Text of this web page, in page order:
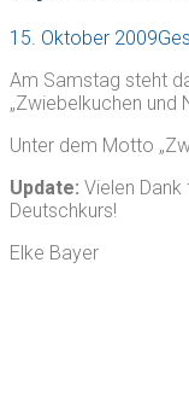
15. Oktober 2009
Am Samstag steht
„Zwiebelkuchen und
Unter dem Motto
Update: Vielen
Deutschkurs!
Elke Bayer